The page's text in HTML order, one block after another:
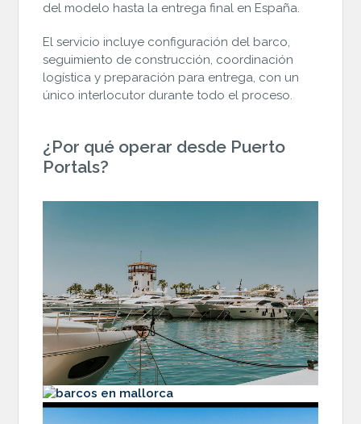
del modelo hasta la entrega final en España.
El servicio incluye configuración del barco,
seguimiento de construcción, coordinación
logística y preparación para entrega, con un
único interlocutor durante todo el proceso.
¿Por qué operar desde Puerto
Portals?